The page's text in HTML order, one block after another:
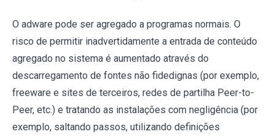
O adware pode ser agregado a programas normais. O
risco de permitir inadvertidamente a entrada de conteúdo
agregado no sistema é aumentado através do
descarregamento de fontes não fidedignas (por exemplo,
freeware e sites de terceiros, redes de partilha Peer-to-
Peer, etc.) e tratando as instalações com negligência (por
exemplo, saltando passos, utilizando definições